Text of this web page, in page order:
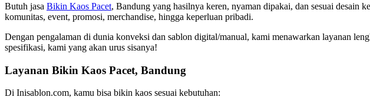
Butuh jasa Bikin Kaos Pacet, Bandung yang hasilnya keren, nyaman dipakai, dan sesuai desain
komunitas, event, promosi, merchandise, hingga keperluan pribadi.
Dengan pengalaman di dunia konveksi dan sablon digital/manual, kami menawarkan layanan
spesifikasi, kami yang akan urus sisanya!
Layanan Bikin Kaos Pacet, Bandung
Di Inisablon.com, kamu bisa bikin kaos sesuai kebutuhan: